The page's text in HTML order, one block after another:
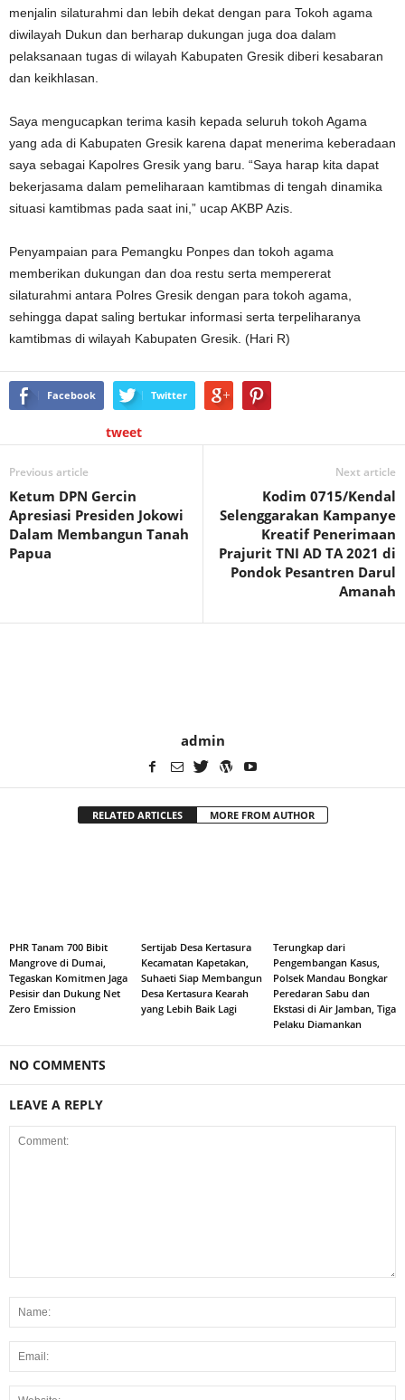
menjalin silaturahmi dan lebih dekat dengan para Tokoh agama
diwilayah Dukun dan berharap dukungan juga doa dalam
pelaksanaan tugas di wilayah Kabupaten Gresik diberi kesabaran
dan keikhlasan.
Saya mengucapkan terima kasih kepada seluruh tokoh Agama
yang ada di Kabupaten Gresik karena dapat menerima keberadaan
saya sebagai Kapolres Gresik yang baru. “Saya harap kita dapat
bekerjasama dalam pemeliharaan kamtibmas di tengah dinamika
situasi kamtibmas pada saat ini,” ucap AKBP Azis.
Penyampaian para Pemangku Ponpes dan tokoh agama
memberikan dukungan dan doa restu serta mempererat
silaturahmi antara Polres Gresik dengan para tokoh agama,
sehingga dapat saling bertukar informasi serta terpeliharanya
kamtibmas di wilayah Kabupaten Gresik. (Hari R)
Facebook Twitter
tweet
Previous article
Ketum DPN Gercin
Apresiasi Presiden Jokowi
Dalam Membangun Tanah
Papua
Next article
Kodim 0715/Kendal
Selenggarakan Kampanye
Kreatif Penerimaan
Prajurit TNI AD TA 2021 di
Pondok Pesantren Darul
Amanah
admin
RELATED ARTICLES MORE FROM AUTHOR
PHR Tanam 700 Bibit
Mangrove di Dumai,
Tegaskan Komitmen Jaga
Pesisir dan Dukung Net
Zero Emission
Sertijab Desa Kertasura
Kecamatan Kapetakan,
Suhaeti Siap Membangun
Desa Kertasura Kearah
yang Lebih Baik Lagi
Terungkap dari
Pengembangan Kasus,
Polsek Mandau Bongkar
Peredaran Sabu dan
Ekstasi di Air Jamban, Tiga
Pelaku Diamankan
NO COMMENTS
LEAVE A REPLY